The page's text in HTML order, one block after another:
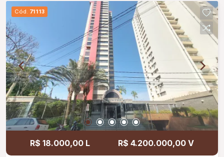
Cozinha com despensa e armários embutidos,
área gourmet com churrasqueira, Escritório
externo, Lavanderia com área descoberta para
secar roupas, Garagem para 04 carros (02
cobertos e 02 na rampa), Sistema de
monitoramento online com câmeras, Aceita troca
por imóveis de menor valor, como terrenos ou
apartamentos.
Cód. 71113
R$ 18.000,00 L R$ 4.200.000,00 V